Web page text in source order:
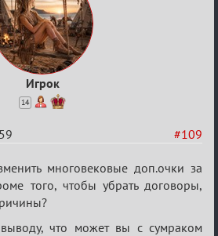
Игрок
14
#109
многовековые доп.очки за
того, чтобы убрать договоры,
что может вы с сумраком